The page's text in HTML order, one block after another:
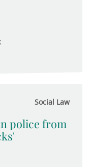
Social Law
police from